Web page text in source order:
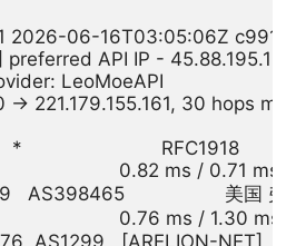
2026-06-16T03:05:06Z
preferred API IP -
LeoMoeAPI
-> 221.179.155.161, 30 hops
*                         RFC1918
0.82 ms / 0.71
AS398465                  美国 弗
0.76 ms / 1.30